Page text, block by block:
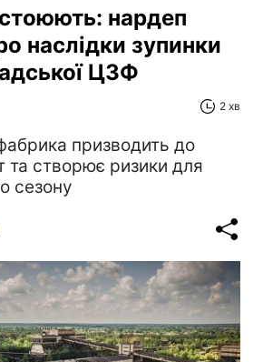
нардеп
наслідки зупинки
ЦЗФ
2 хв
призводить до
та створює ризики для
сезону